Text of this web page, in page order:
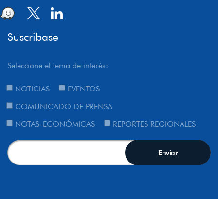
Suscribase
Seleccione el tema de interés:
NOTICIAS
EVENTOS
COMUNICADO DE PRENSA
NOTAS-ECONÓMICAS
REPORTES REGIONALES